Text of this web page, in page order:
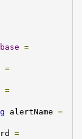
=
=
=
alertName =
=